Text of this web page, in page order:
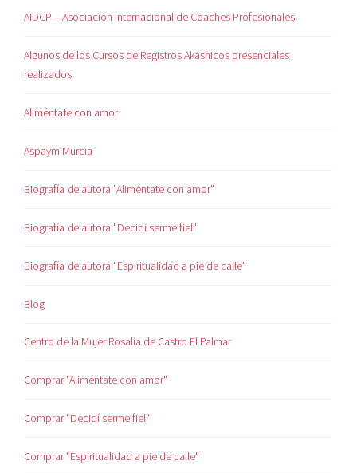
AIDCP – Asociación Internacional de Coaches Profesionales
Algunos de los Cursos de Registros Akáshicos presenciales
realizados
Aliméntate con amor
Aspaym Murcia
Biografía de autora "Aliméntate con amor"
Biografía de autora "Decidí serme fiel"
Biografía de autora "Espiritualidad a pie de calle"
Blog
Centro de la Mujer Rosalía de Castro El Palmar
Comprar "Aliméntate con amor"
Comprar "Decidí serme fiel"
Comprar "Espiritualidad a pie de calle"